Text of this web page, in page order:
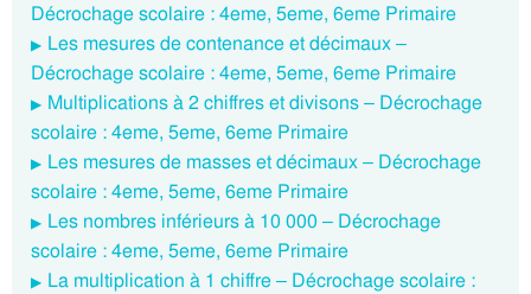
Décrochage scolaire : 4eme, 5eme, 6eme Primaire
Les mesures de contenance et décimaux –
Décrochage scolaire : 4eme, 5eme, 6eme Primaire
Multiplications à 2 chiffres et divisons – Décrochage
scolaire : 4eme, 5eme, 6eme Primaire
Les mesures de masses et décimaux – Décrochage
scolaire : 4eme, 5eme, 6eme Primaire
Les nombres inférieurs à 10 000 – Décrochage
scolaire : 4eme, 5eme, 6eme Primaire
La multiplication à 1 chiffre – Décrochage scolaire :